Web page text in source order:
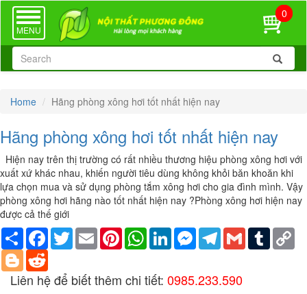
TOGGLE
NAVIGATION
MENU
0
Home Hãng phòng xông hơi tốt nhất hiện nay
Hãng phòng xông hơi tốt nhất hiện nay
Hiện nay trên thị trường có rất nhiều thương hiệu phòng xông hơi với
xuất xứ khác nhau, khiến người tiêu dùng không khỏi băn khoăn khi
lựa chọn mua và sử dụng phòng tắm xông hơi cho gia đình mình. Vậy
phòng xông hơi hãng nào tốt nhất hiện nay ?Phòng xông hơi hiện nay
được cả thế giới
Share Facebook
TwitterEmail PinterestWhatsAppLinkedInMessengerTelegram
Gmail Tumblr
Blogger
Liên hệ để biết thêm chi tiết: 0985.233.590